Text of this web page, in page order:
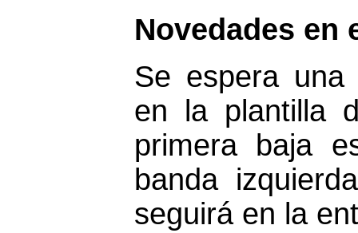
Novedades en
Se espera una
en la plantilla
primera baja
banda
seguirá en la